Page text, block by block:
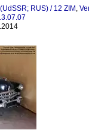
RUS) / 12 ZIM ,